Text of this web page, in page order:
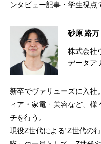
ンタビュー記事・学生視点
砂原 路万
株式会社
データア
新卒でヴァリューズに入社
ィア・家電・美容など、
チを行う。
現役Z世代による”Z世代の